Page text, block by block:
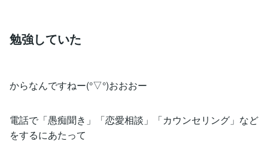
勉強していた
からなんですねー(°▽°)おおおー
電話で「愚痴聞き」「恋愛相談」「カウンセリング」など
をするにあたって